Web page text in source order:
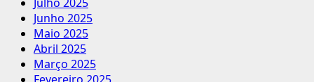
Junho 2025
Maio 2025
Abril 2025
Março 2025